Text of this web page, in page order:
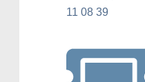
11 08 39